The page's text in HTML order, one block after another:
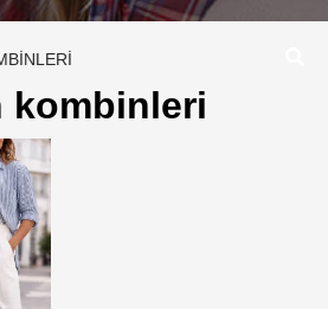
kombinleri